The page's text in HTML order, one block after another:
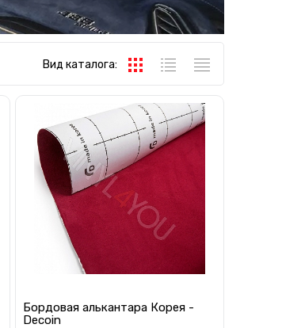
Вид каталога:
Бордовая алькантара Корея -
Decoin